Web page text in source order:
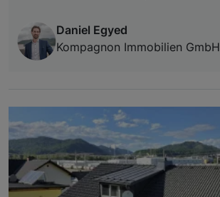
Daniel Egyed
Kompagnon Immobilien GmbH